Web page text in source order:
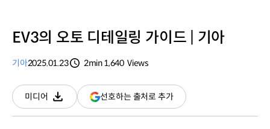
EV3의 오토 디테일링 가이드 | 기아
기아2025.01.23
2min1,640 Views
미디어
다운로드
선호하는 출처로 추가(새
창